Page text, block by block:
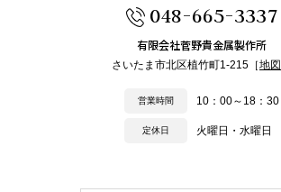
048-665-3337
有限会社菅野貴金属製作所
さいたま市北区植竹町1-215［地図
営業時間 10：00～18：30
定休日 火曜日・水曜日